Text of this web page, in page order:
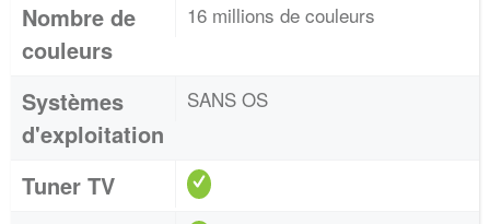
Nombre de
couleurs
16 millions de couleurs
Systèmes
d'exploitation
SANS OS
Tuner TV